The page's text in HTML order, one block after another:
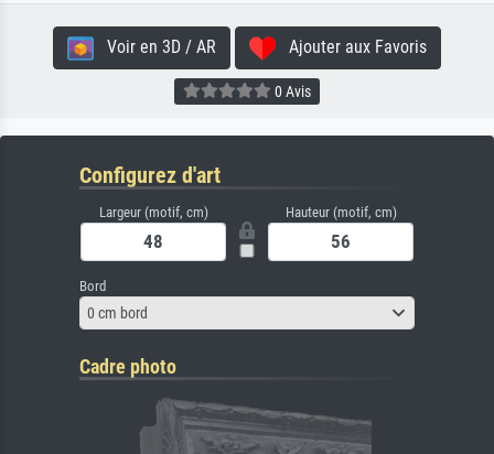
Voir en 3D / AR Ajouter aux Favoris
0 Avis
Configurez d'art
Largeur (motif, cm) Hauteur (motif, cm)
Bord
0 cm bord
Cadre photo